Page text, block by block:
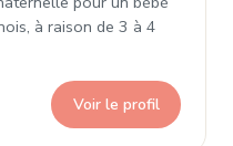
à raison de 3 à 4
Voir le profil